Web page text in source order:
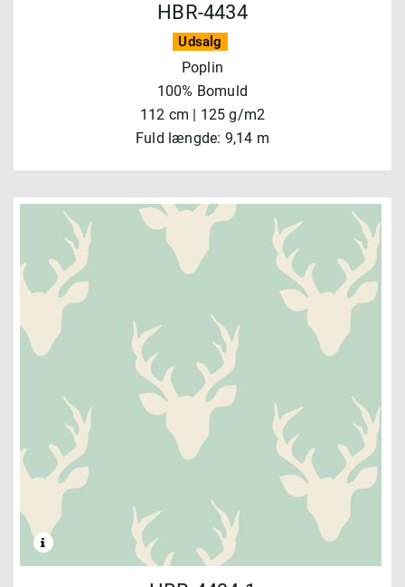
HBR-4434
Udsalg
Poplin
100% Bomuld
112 cm | 125 g/m2
Fuld længde: 9,14 m